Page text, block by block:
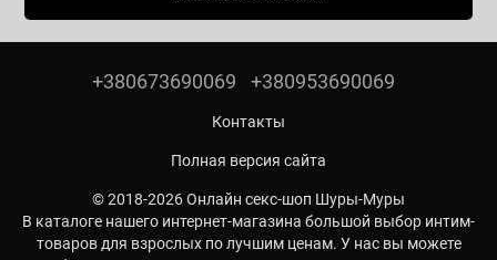
+380673690069 +380953690069
Контакты
Полная версия сайта
© 2018-2026 Онлайн секс-шоп Шуры-Муры
В каталоге нашего интернет-магазина большой выбор интим-
товаров для взрослых по лучшим ценам. У нас вы можете